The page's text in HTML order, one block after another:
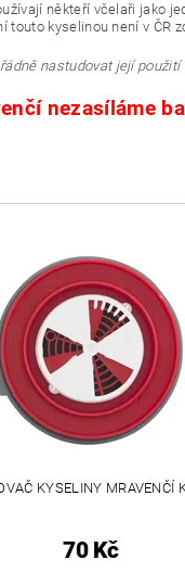
někteří včelaři jako
touto kyselinou není v ČR
nastudovat její použití
nezasíláme
KYSELINY MRAVENČÍ
70 Kč